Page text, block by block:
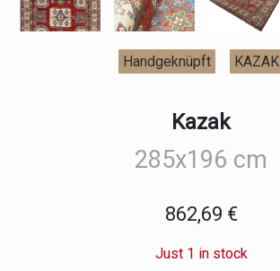
Handgeknüpft KAZAK
Kazak
285x196 cm
862,69 €
Just 1 in stock